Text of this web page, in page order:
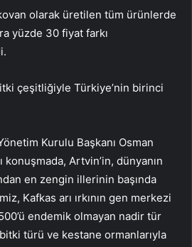
olarak üretilen tüm ürünlerde
yüzde 30 fiyat farkı
çeşitliğiyle Türkiye’nin birinci
Kurulu Başkanı Osman
konuşmada, Artvin’in, dünyanın
en zengin illerinin başında
Kafkas arı ırkının gen merkezi
endemik olmayan nadir tür
türü ve kestane ormanlarıyla